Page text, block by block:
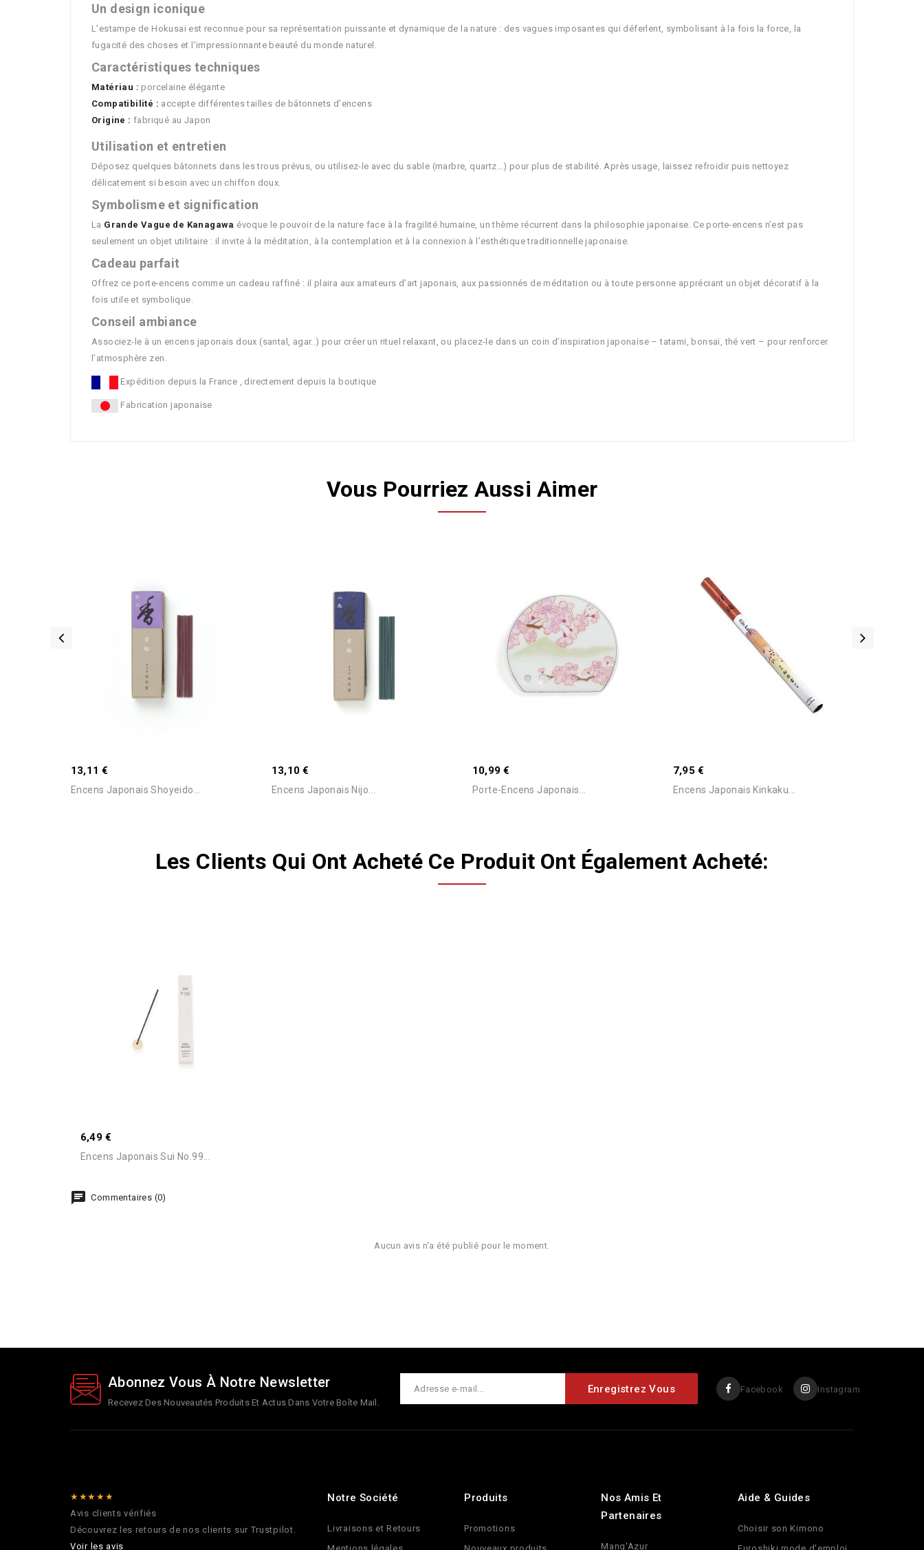
Un design iconique
L’estampe de Hokusai est reconnue pour sa représentation puissante et dynamique de la nature : des vagues imposantes qui déferlent, symbolisant à la fois la force, la
fugacité des choses et l’impressionnante beauté du monde naturel.
Caractéristiques techniques
Matériau : porcelaine élégante
Compatibilité : accepte différentes tailles de bâtonnets d’encens
Origine : fabriqué au Japon
Utilisation et entretien
Déposez quelques bâtonnets dans les trous prévus, ou utilisez-le avec du sable (marbre, quartz…) pour plus de stabilité. Après usage, laissez refroidir puis nettoyez
délicatement si besoin avec un chiffon doux.
Symbolisme et signification
La Grande Vague de Kanagawa évoque le pouvoir de la nature face à la fragilité humaine, un thème récurrent dans la philosophie japonaise. Ce porte-encens n’est pas
seulement un objet utilitaire : il invite à la méditation, à la contemplation et à la connexion à l’esthétique traditionnelle japonaise.
Cadeau parfait
Offrez ce porte-encens comme un cadeau raffiné : il plaira aux amateurs d’art japonais, aux passionnés de méditation ou à toute personne appréciant un objet décoratif à la
fois utile et symbolique.
Conseil ambiance
Associez-le à un encens japonais doux (santal, agar..) pour créer un rituel relaxant, ou placez-le dans un coin d’inspiration japonaise – tatami, bonsaï, thé vert – pour renforcer
l’atmosphère zen.
Expédition depuis la France , directement depuis la boutique
Fabrication japonaise
Vous Pourriez Aussi Aimer
13,11 €
Encens Japonais Shoyeido...
13,10 €
Encens Japonais Nijo...
10,99 €
Porte-Encens Japonais...
7,95 €
Encens Japonais Kinkaku...
Les Clients Qui Ont Acheté Ce Produit Ont Également Acheté:
6,49 €
Encens Japonais Sui No.99...
Commentaires (0)
Aucun avis n'a été publié pour le moment.
Abonnez Vous À Notre Newsletter
Recevez Des Nouveautés Produits Et Actus Dans Votre Boîte Mail.
Facebook Instagram
★★★★★
Avis clients vérifiés
Découvrez les retours de nos clients sur Trustpilot.
Voir les avis
Notre Société
Livraisons et Retours
Produits
Promotions
Nos Amis Et
Partenaires
Mang'Azur
Aide & Guides
Choisir son Kimono